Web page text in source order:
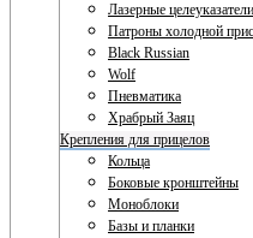
Лазерные целеуказатели
Патроны холодной
Black Russian
Wolf
Пневматика
Храбрый Заяц
Крепления для прицелов
Кольца
Боковые кронштейны
Моноблоки
Базы и планки